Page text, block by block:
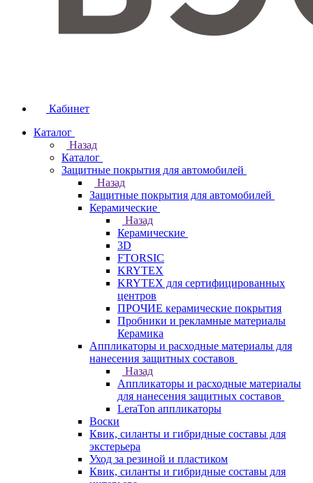
Кабинет
Каталог
Назад
Каталог
Защитные покрытия для автомобилей
Назад
Защитные покрытия для автомобилей
Керамические
Назад
Керамические
3D
FTORSIC
KRYTEX
KRYTEX для сертифицированных
центров
ПРОЧИЕ керамические покрытия
Пробники и рекламные материалы
Керамика
Аппликаторы и расходные материалы для
нанесения защитных составов
Назад
Аппликаторы и расходные материалы
для нанесения защитных составов
LeraTon аппликаторы
Воски
Квик, силанты и гибридные составы для
экстерьера
Уход за резиной и пластиком
Квик, силанты и гибридные составы для